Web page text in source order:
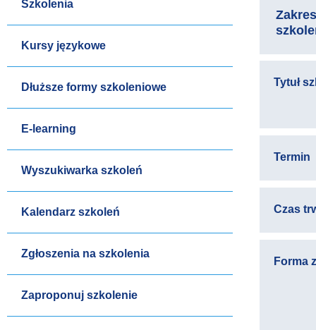
Szkolenia
Kursy językowe
Dłuższe formy szkoleniowe
E-learning
Wyszukiwarka szkoleń
Kalendarz szkoleń
Zgłoszenia na szkolenia
Zaproponuj szkolenie
Zakres
Tytuł
Termin
Czas
Forma